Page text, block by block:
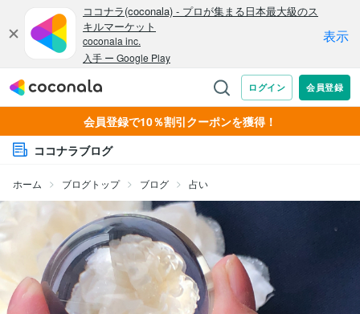
会員登録で10％割引クーポンを獲得！
ココナラブログ
ホーム ブログトップ ブログ 占い